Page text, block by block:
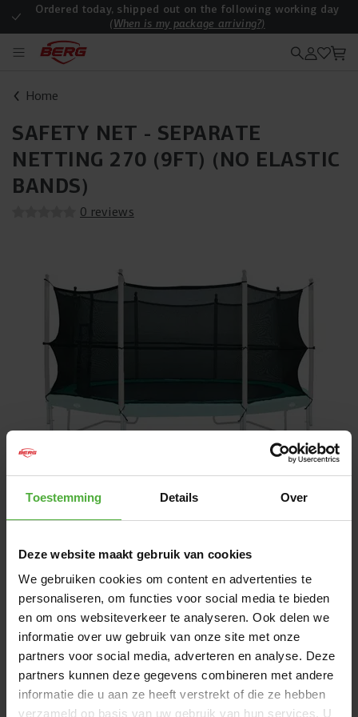
Toestemming Details Over
Deze website maakt gebruik van cookies
We gebruiken cookies om content en advertenties te
personaliseren, om functies voor social media te bieden
en om ons websiteverkeer te analyseren. Ook delen we
informatie over uw gebruik van onze site met onze
partners voor social media, adverteren en analyse. Deze
partners kunnen deze gegevens combineren met andere
informatie die u aan ze heeft verstrekt of die ze hebben
verzameld op basis van uw gebruik van hun services. U
Ordered today, shipped out on the following working day
(When is my package arriving?)
Home
SAFETY NET - SEPARATE
NETTING 270 (9FT) (NO ELASTIC
BANDS)
0 reviews
1/1
Directly available
ADD TO CART
Ordered today, shipped out on the following
working day(When is my package arriving?)
Freeshipping on orders over 50,-(Are all
deliveries free of charge?)